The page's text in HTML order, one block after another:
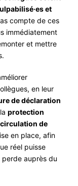
et
compte de ces
immédiatement
et mettre
en leur
de déclaration
protection
de
en place, afin
réel puisse
perde auprès du